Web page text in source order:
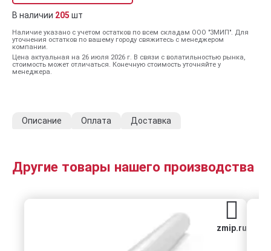
В наличии 205 шт
Наличие указано с учетом остатков по всем складам ООО "ЗМИП". Для
уточнения остатков по вашему городу свяжитесь с менеджером
компании.
Цена актуальная на 26 июля 2026 г. В связи с волатильностью рынка,
стоимость может отличаться. Конечную стоимость уточняйте у
менеджера.
Описание Оплата Доставка
Другие товары нашего производства
zmip.ru